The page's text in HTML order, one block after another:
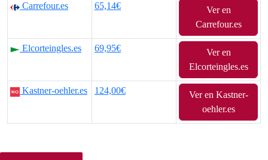
r
e
c
i
o
r
r
e
c
i
a
Carrefour.es 65,14€
Ver en
Carrefour.es
Elcorteingles.es 69,95€
Ver en
Elcorteingles.es
Kastner-oehler.es 124,00€
Ver en Kastner-
oehler.es